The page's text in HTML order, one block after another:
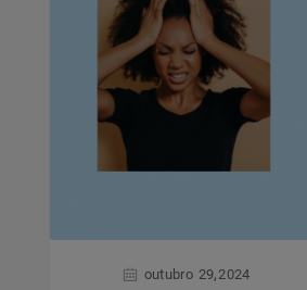
outubro 29, 2024